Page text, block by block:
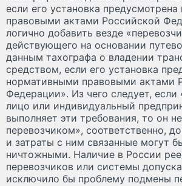
если его установка
правовыми актами Российской
логично добавить везде
действующего на основании
данным тахографа о владении
средством, если его установка
нормативными правовыми актами
Федерации». Из чего следует,
лицо или индивидуальный
выполняет эти требования, то он
перевозчиком», соответственно,
и затраты с ним связанные могут
ничтожными. Наличие в России
перевозчиков или системы
исключило бы проблему подмены